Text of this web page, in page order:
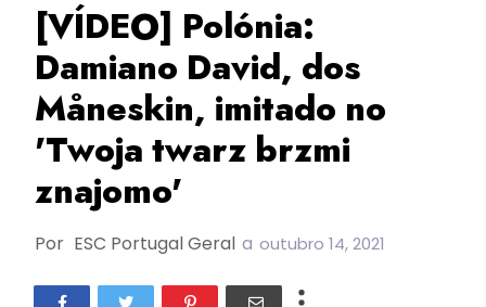
[VÍDEO] Polónia:
Damiano David, dos
Måneskin, imitado no
'Twoja twarz brzmi
znajomo'
Por ESC Portugal Geral a outubro 14, 2021